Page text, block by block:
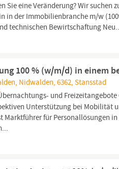
Sie eine Veränderung? Wir suchen
in der Immobilienbranche m/w
technischen Bewirtschaftung
100 % (w/m/d) in einem
Nidwalden, 6362, Stansstad
und
Unterstützung bei Mobilität
Marktführer für Personallösungen